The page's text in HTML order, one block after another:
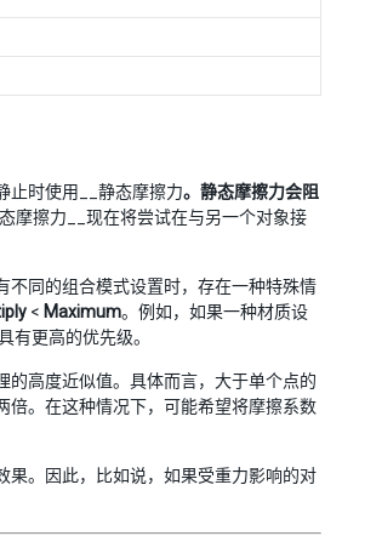
止时使用__静态摩擦力。静态摩擦力会阻
摩擦力__现在将尝试在与另一个对象接
不同的组合模式设置时，存在一种特殊情
< Maximum。例如，如果一种材质设
更高的优先级。
的高度近似值。具体而言，大于单个点的
倍。在这种情况下，可能希望将摩擦系数
果。因此，比如说，如果受重力影响的对